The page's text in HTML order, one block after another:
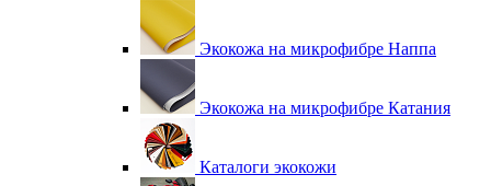
Экокожа на микрофибре Наппа
Экокожа на микрофибре Катания
Каталоги экокожи